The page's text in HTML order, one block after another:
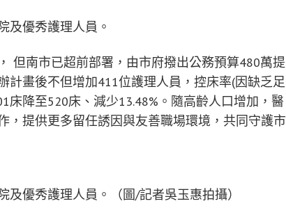
及優秀護理人員。
但南市已超前部署，由市府撥出公務預算480萬提
畫後不但增加411位護理人員，控床率(因缺乏足
降至520床、減少13.48%。隨高齡人口增加，醫
，提供更多留任誘因與友善職場環境，共同守護市
優秀護理人員。（圖/記者吳玉惠拍攝）